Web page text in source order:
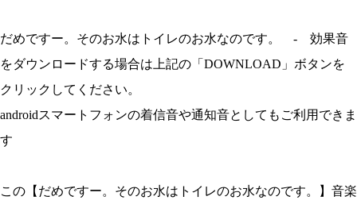
だめですー。そのお水はトイレのお水なのです。 - 効果音
をダウンロードする場合は上記の「DOWNLOAD」ボタンを
クリックしてください。
androidスマートフォンの着信音や通知音としてもご利用できま
す
この【だめですー。そのお水はトイレのお水なのです。】音楽